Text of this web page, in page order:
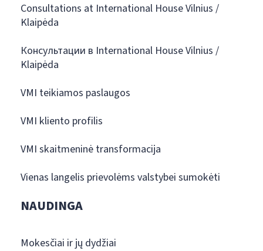
Consultations at International House Vilnius /
Klaipėda
Консультации в International House Vilnius /
Klaipėda
VMI teikiamos paslaugos
VMI kliento profilis
VMI skaitmeninė transformacija
Vienas langelis prievolėms valstybei sumokėti
NAUDINGA
Mokesčiai ir jų dydžiai